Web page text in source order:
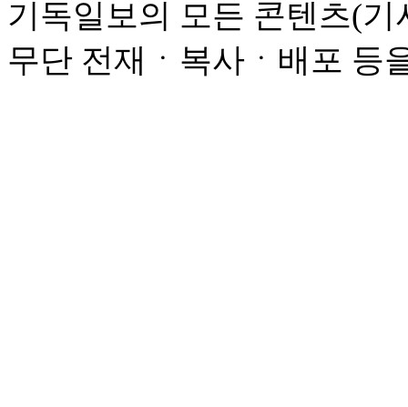
기독일보의 모든 콘텐츠(
무단 전재ㆍ복사ㆍ배포 등